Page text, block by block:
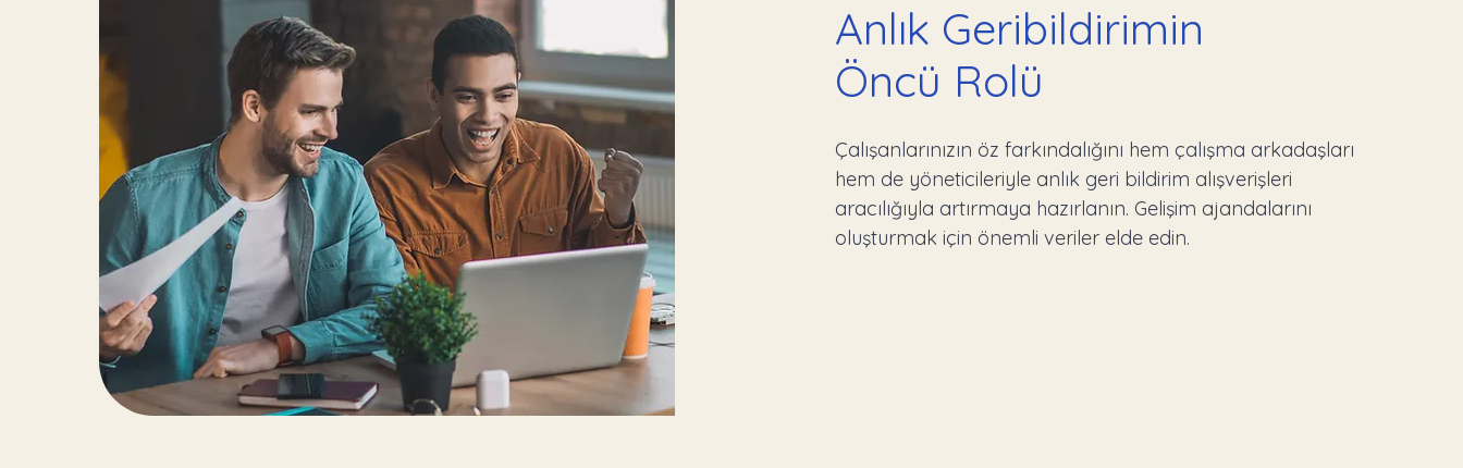
Anlık Geribildirimin
Öncü Rolü
Çalışanlarınızın öz farkındalığını hem çalışma arkadaşları
hem de yöneticileriyle anlık geri bildirim alışverişleri
aracılığıyla artırmaya hazırlanın. Gelişim ajandalarını
oluşturmak için önemli veriler elde edin.